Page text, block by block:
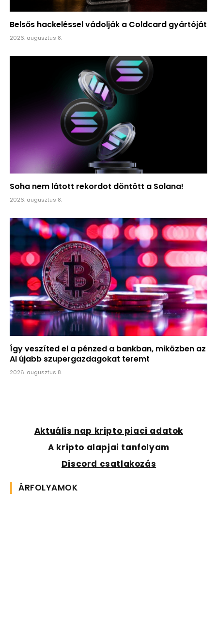
Belsős hackeléssel vádolják a Coldcard gyártóját
2026. augusztus 8.
Soha nem látott rekordot döntött a Solana!
2026. augusztus 8.
Így veszíted el a pénzed a bankban, miközben az
AI újabb szupergazdagokat teremt
2026. augusztus 8.
Aktuális nap kripto piaci adatok
A kripto alapjai tanfolyam
Discord csatlakozás
ÁRFOLYAMOK